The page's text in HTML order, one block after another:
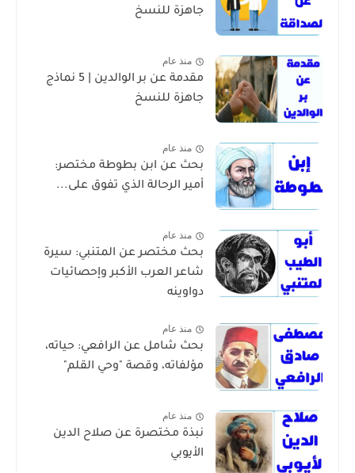
جاهزة للنسخ
منذ عام
مقدمة عن بر الوالدين | 5 نماذج
جاهزة للنسخ
منذ عام
بحث عن ابن بطوطة مختصر:
أمير الرحالة الذي تفوق على...
منذ عام
بحث مختصر عن المتنبي: سيرة
شاعر العرب الأكبر وإحصائيات
دواوينه
منذ عام
بحث شامل عن الرافعي: حياته،
مؤلفاته، وقصة "وحي القلم"
منذ عام
نبذة مختصرة عن صلاح الدين
الأيوبي